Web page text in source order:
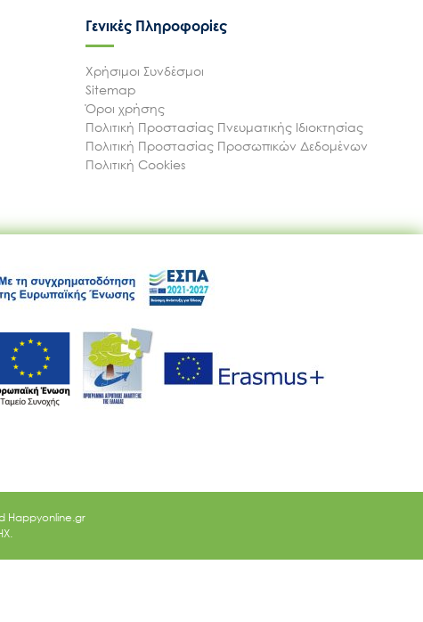
Γενικές Πληροφορίες
Χρήσιμοι Συνδέσμοι
Sitemap
Όροι χρήσης
Πολιτική Προστασίας Πνευματικής Ιδιοκτησίας
Πολιτική Προστασίας Προσωπικών Δεδομένων
Πολιτική Cookies
Happyonline.gr